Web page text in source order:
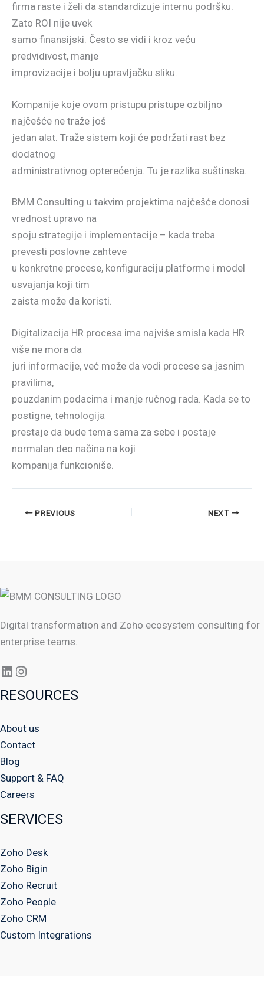
firma raste i želi da standardizuje internu podršku.
Zato ROI nije uvek
samo finansijski. Često se vidi i kroz veću
predvidivost, manje
improvizacije i bolju upravljačku sliku.
Kompanije koje ovom pristupu pristupe ozbiljno
najčešće ne traže još
jedan alat. Traže sistem koji će podržati rast bez
dodatnog
administrativnog opterećenja. Tu je razlika suštinska.
BMM Consulting u takvim projektima najčešće donosi
vrednost upravo na
spoju strategije i implementacije – kada treba
prevesti poslovne zahteve
u konkretne procese, konfiguraciju platforme i model
usvajanja koji tim
zaista može da koristi.
Digitalizacija HR procesa ima najviše smisla kada HR
više ne mora da
juri informacije, već može da vodi procese sa jasnim
pravilima,
pouzdanim podacima i manje ručnog rada. Kada se to
postigne, tehnologija
prestaje da bude tema sama za sebe i postaje
normalan deo načina na koji
kompanija funkcioniše.
PREVIOUS NEXT
Digital transformation and Zoho ecosystem consulting for
enterprise teams.
RESOURCES
About us
Contact
Blog
Support & FAQ
Careers
SERVICES
Zoho Desk
Zoho Bigin
Zoho Recruit
Zoho People
Zoho CRM
Custom Integrations